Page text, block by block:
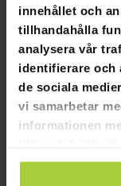
innehållet och
tillhandahålla
analysera vår
identifierare och
de sociala
vi samarbetar
informationen
använt deras
Djup 60 cm
Stickben
Färg: Svart
Material: Stål
Vikt: 12,1 kg
Längd: 600
Höjd: 650 mm
Bredd: 600